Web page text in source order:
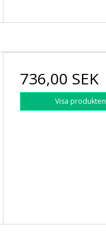
736,00 SEK
Visa produkten